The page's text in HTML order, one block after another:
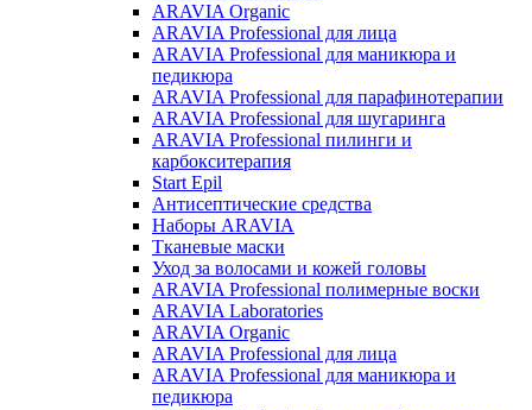
ARAVIA Organic
ARAVIA Professional для лица
ARAVIA Professional для маникюра и
педикюра
ARAVIA Professional для парафинотерапии
ARAVIA Professional для шугаринга
ARAVIA Professional пилинги и
карбокситерапия
Start Epil
Антисептические средства
Наборы ARAVIA
Тканевые маски
Уход за волосами и кожей головы
ARAVIA Professional полимерные воски
ARAVIA Laboratories
ARAVIA Organic
ARAVIA Professional для лица
ARAVIA Professional для маникюра и
педикюра